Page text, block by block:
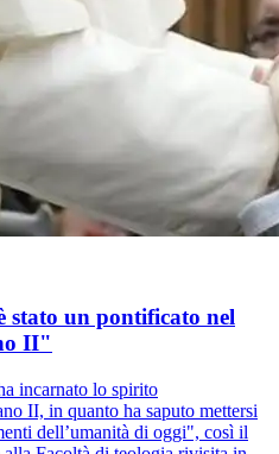
stato un pontificato nel
II"
incarnato lo spirito
II, in quanto ha saputo mettersi
dell’umanità di oggi", così il